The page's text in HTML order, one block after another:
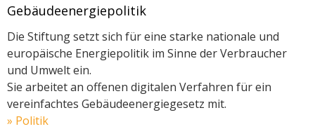
Gebäudeenergiepolitik
Die Stiftung setzt sich für eine starke nationale und
europäische Energiepolitik im Sinne der Verbraucher
und Umwelt ein.
Sie arbeitet an offenen digitalen Verfahren für ein
vereinfachtes Gebäudeenergiegesetz mit.
» Politik